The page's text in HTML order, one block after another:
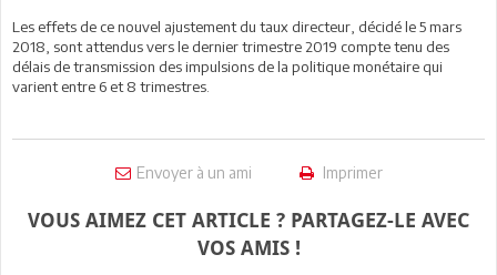
Les effets de ce nouvel ajustement du taux directeur, décidé le 5 mars
2018, sont attendus vers le dernier trimestre 2019 compte tenu des
délais de transmission des impulsions de la politique monétaire qui
varient entre 6 et 8 trimestres.
Envoyer à un ami Imprimer
VOUS AIMEZ CET ARTICLE ? PARTAGEZ-LE AVEC
VOS AMIS !